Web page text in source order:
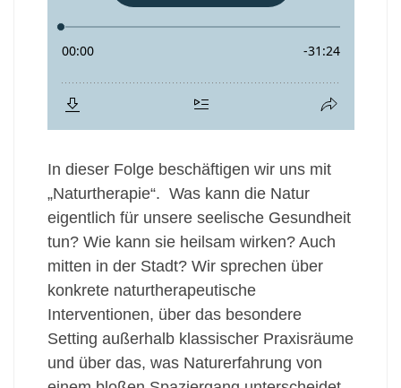
In dieser Folge beschäftigen wir uns mit
„Naturtherapie“. Was kann die Natur
eigentlich für unsere seelische Gesundheit
tun? Wie kann sie heilsam wirken? Auch
mitten in der Stadt? Wir sprechen über
konkrete naturtherapeutische
Interventionen, über das besondere
Setting außerhalb klassischer Praxisräume
und über das, was Naturerfahrung von